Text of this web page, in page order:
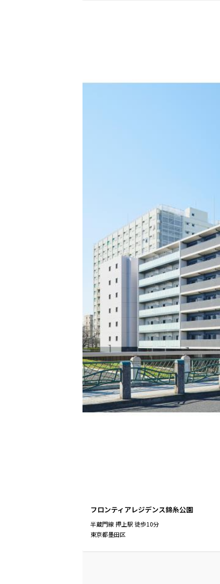
フロンティアレジデンス錦糸公園
半蔵門線 押上駅 徒歩10分
東京都墨田区